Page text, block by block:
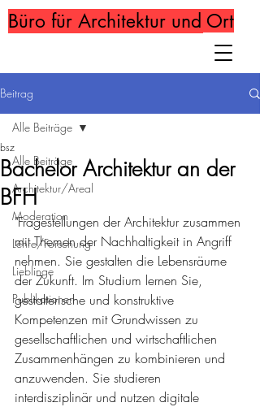
Büro für Architektur und Ort
Beitrag
Alle Beiträge
Architektur/Areal
Moderation
Lehre/Forschung
Lieblinge
Publikationen
Alle Beiträge
Bachelor Architektur an der
BFH
bsz
"Fragestellungen der Architektur zusammen
mit Themen der Nachhaltigkeit in Angriff
nehmen. Sie gestalten die Lebensräume
der Zukunft. Im Studium lernen Sie,
gestalterische und konstruktive
Kompetenzen mit Grundwissen zu
gesellschaftlichen und wirtschaftlichen
Zusammenhängen zu kombinieren und
anzuwenden. Sie studieren
interdisziplinär und nutzen digitale